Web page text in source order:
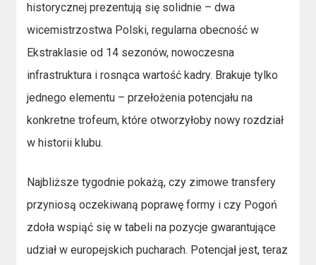
historycznej prezentują się solidnie – dwa
wicemistrzostwa Polski, regularna obecność w
Ekstraklasie od 14 sezonów, nowoczesna
infrastruktura i rosnąca wartość kadry. Brakuje tylko
jednego elementu – przełożenia potencjału na
konkretne trofeum, które otworzyłoby nowy rozdział
w historii klubu.
Najbliższe tygodnie pokażą, czy zimowe transfery
przyniosą oczekiwaną poprawę formy i czy Pogoń
zdoła wspiąć się w tabeli na pozycje gwarantujące
udział w europejskich pucharach. Potencjał jest, teraz